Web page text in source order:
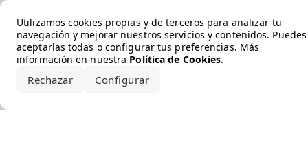
Utilizamos cookies propias y de terceros para analizar tu
navegación y mejorar nuestros servicios y contenidos. Puedes
aceptarlas todas o configurar tus preferencias. Más
información en nuestra Política de Cookies.
Rechazar Configurar
Error loading the brand